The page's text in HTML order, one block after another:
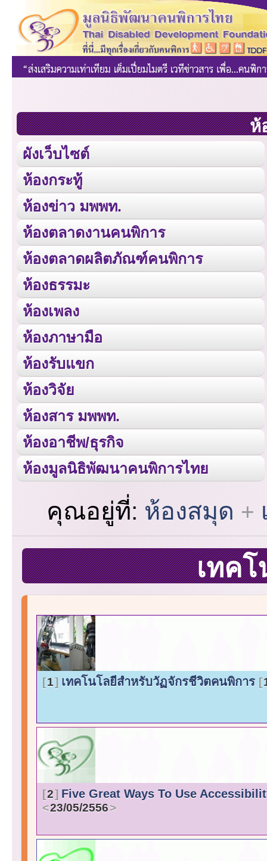
ห้
ผังเว็บไซต์
ห้องกระทู้
ห้องข่าว มพพท.
ห้องตลาดงานคนพิการ
ห้องตลาดผลิตภัณฑ์คนพิการ
ห้องธรรมะ
ห้องเพลง
ห้องภาษามือ
ห้องรับแขก
ห้องวิจัย
ห้องสาร มพพท.
ห้องอาชีพ/ธุรกิจ
ห้องมูลนิธิพัฒนาคนพิการไทย
คุณอยู่ที่: ห้องสมุด
เทค
1 เทคโนโลยีสำหรับวัฏจักรชีวิตคนพิการ
2 Five Great Ways To Use
23/05/2556